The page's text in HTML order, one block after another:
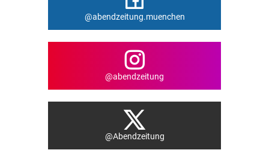
@abendzeitung.muenchen
@abendzeitung
@Abendzeitung